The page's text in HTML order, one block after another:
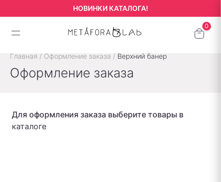
НОВИНКИ КАТАЛОГА!
Главная / Оформление заказа / Верхний банер
Оформление заказа
Для оформления заказа выберите товары в
каталоге